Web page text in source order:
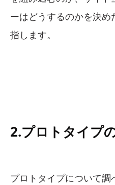
ーはどうするのかを決
指します。
2.プロトタイプ
プロトタイプについて